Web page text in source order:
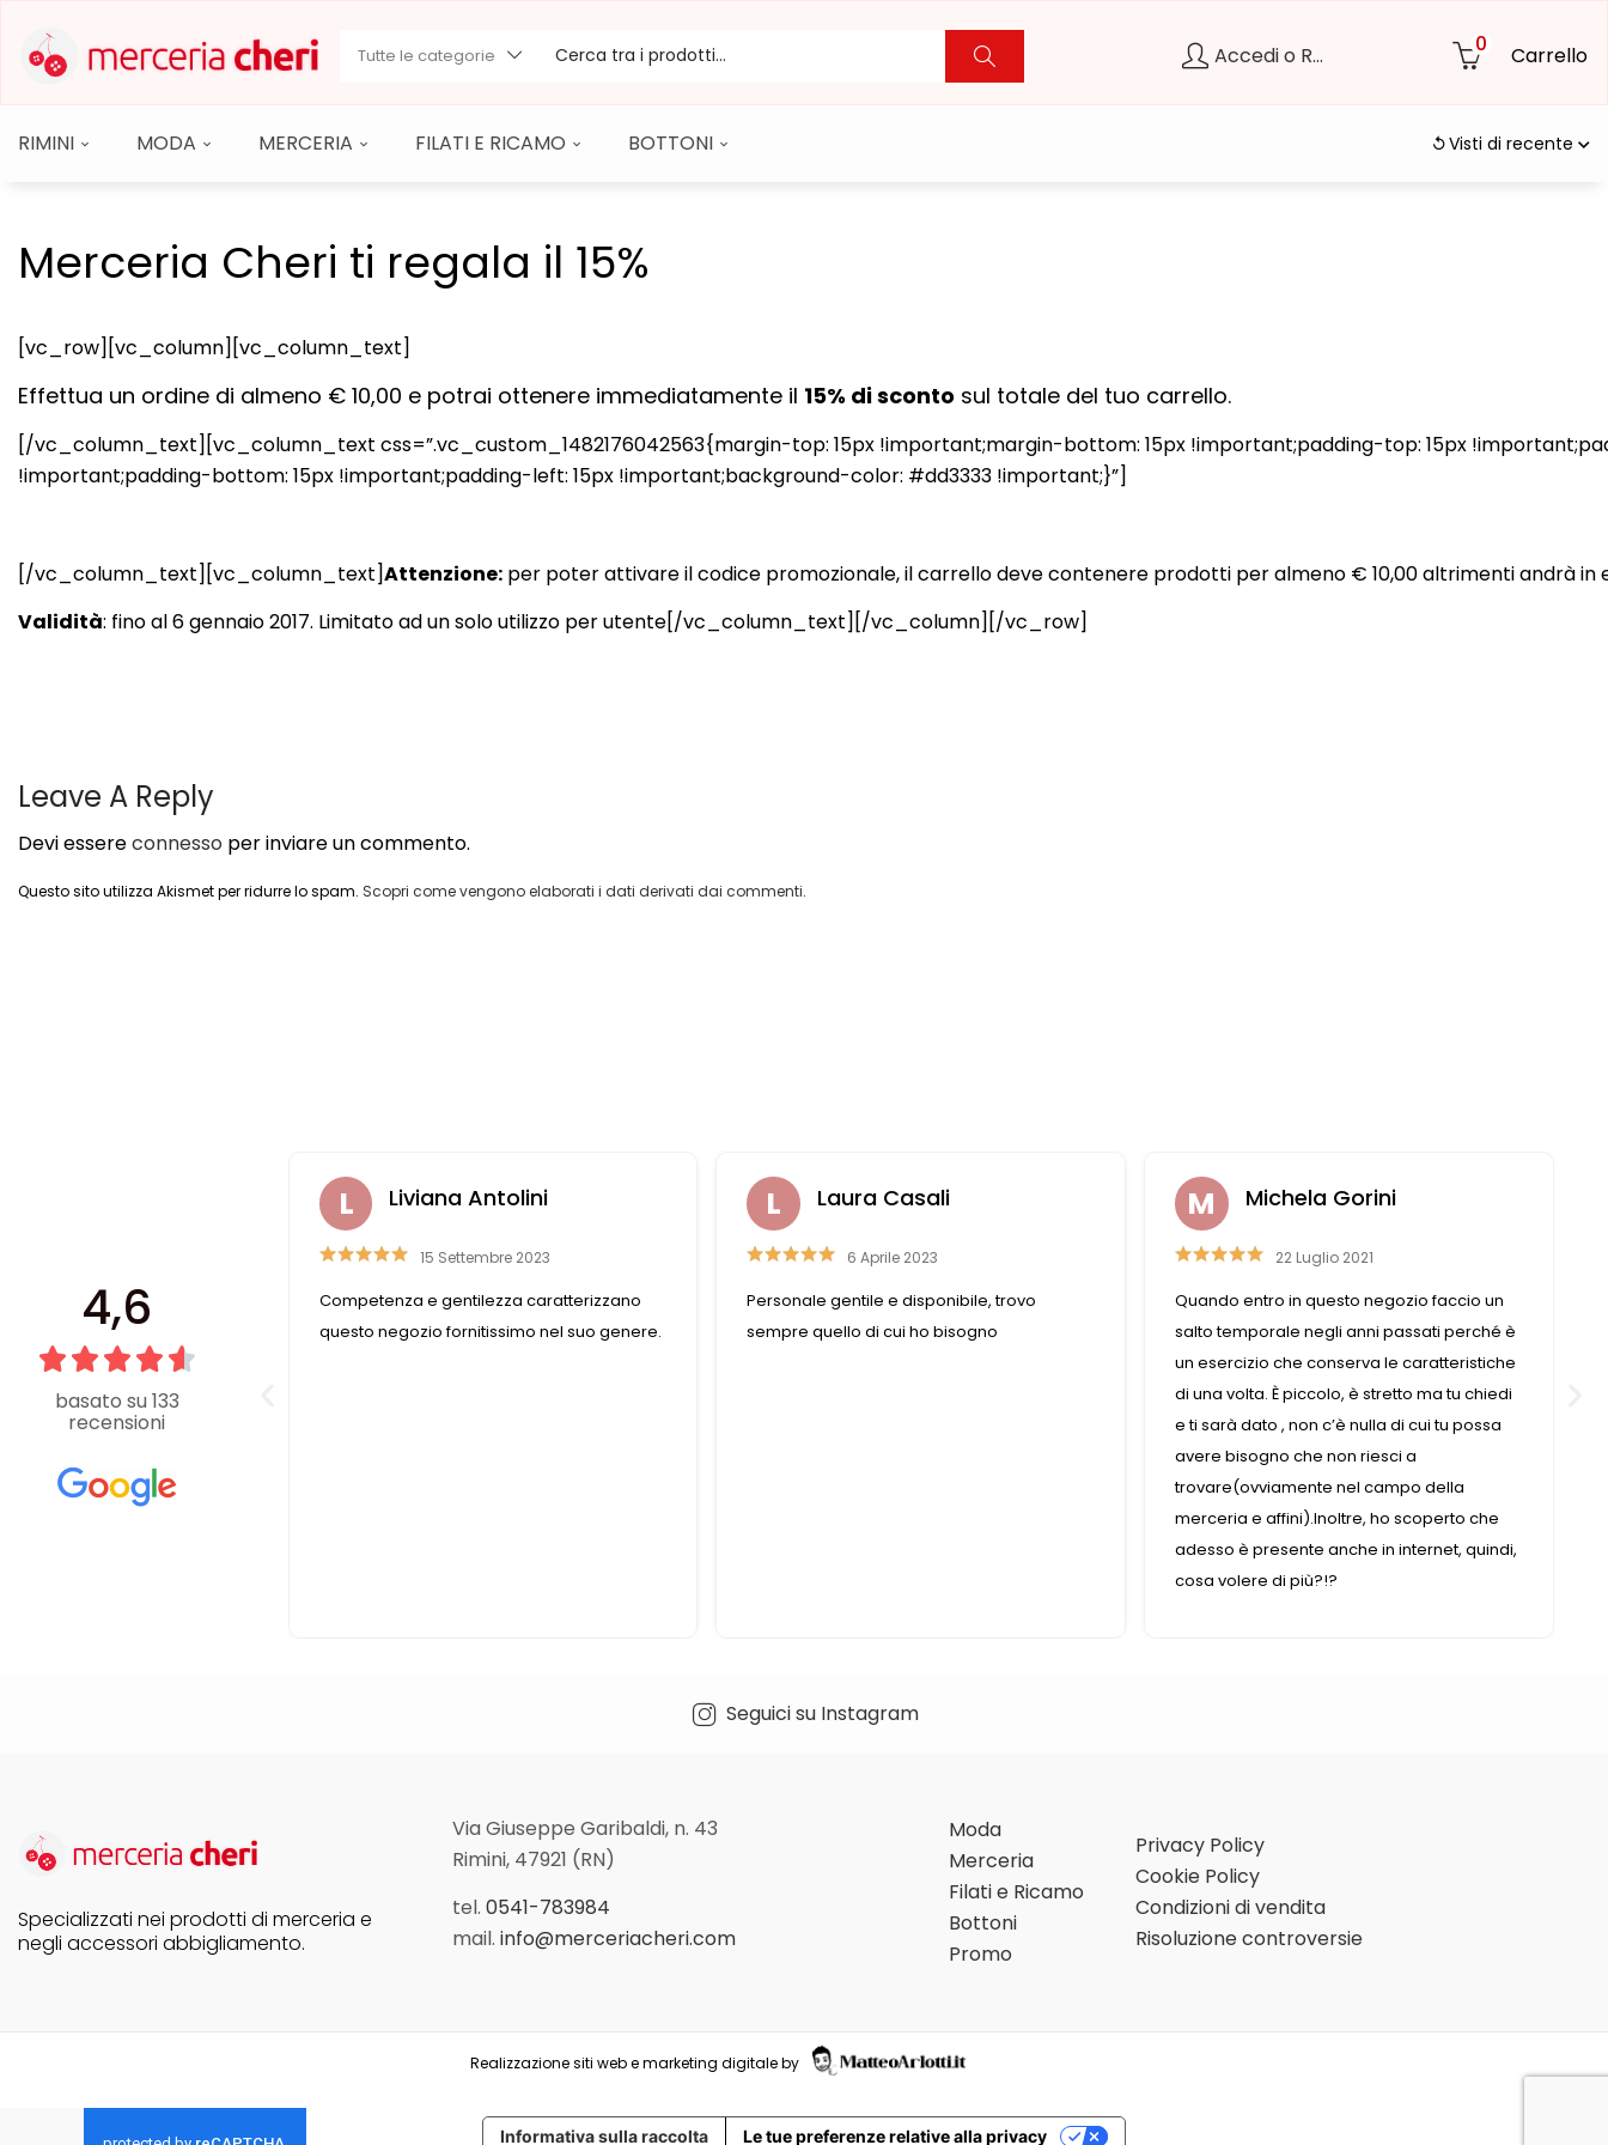
Tutte le categorie Accedi o Registrati 0 Carrello
RIMINI MODA MERCERIA FILATI E RICAMO BOTTONI Visti di recente
Merceria Cheri ti regala il 15%
[vc_row][vc_column][vc_column_text]
Effettua un ordine di almeno € 10,00 e potrai ottenere immediatamente il 15% di sconto sul totale del tuo carrello.
[/vc_column_text][vc_column_text css=”.vc_custom_1482176042563{margin-top: 15px !important;margin-bottom: 15px !important;padding-top: 15px
!important;padding-bottom: 15px !important;padding-left: 15px !important;background-color: #dd3333 !important;}”]
[/vc_column_text][vc_column_text]Attenzione: per poter attivare il codice promozionale, il carrello deve contenere prodotti per almeno € 10,00 altrimenti andrà in
Validità: fino al 6 gennaio 2017. Limitato ad un solo utilizzo per utente[/vc_column_text][/vc_column][/vc_row]
Leave A Reply
Devi essereconnesso per inviare un commento.
Questo sito utilizza Akismet per ridurre lo spam. Scopri come vengono elaborati i dati derivati dai commenti.
4,6
basato su 133
recensioni
ciò che cerchi. Se ciò
è disponibile, le commesse
la soluzione nel migliore
è sempre pieno e non si
che dedicano tutto il tempo
Liviana Antolini
15 Settembre 2023
Competenza e gentilezza caratterizzano
questo negozio fornitissimo nel suo genere.
Laura Casali
6 Aprile 2023
Personale gentile e disponibile, trovo
sempre quello di cui ho bisogno
Michela Gorini
22 Luglio 2021
Quando entro in questo negozio faccio un
salto temporale negli anni passati perché è
un esercizio che conserva le caratteristiche
di una volta. È piccolo, è stretto ma tu chiedi
e ti sarà dato , non c’è nulla di cui tu possa
avere bisogno che non riesci a
trovare(ovviamente nel campo della
merceria e affini).Inoltre, ho scoperto che
adesso è presente anche in internet, quindi,
cosa volere di più?!?
Seguici su Instagram
Specializzati nei prodotti di merceria e
negli accessori abbigliamento.
Via Giuseppe Garibaldi, n. 43
Rimini, 47921 (RN)
tel. 0541-783984
mail. info@merceriacheri.com
Moda
Merceria
Filati e Ricamo
Bottoni
Promo
Privacy Policy
Cookie Policy
Condizioni di vendita
Risoluzione controversie
Realizzazione siti web e marketing digitale by
Informativa sulla raccolta Le tue preferenze relative alla privacy